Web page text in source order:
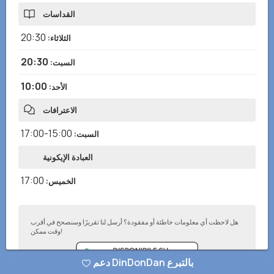
القداسات
الثلاثاء:
20:30
السبت:
20:30
الأحد:
10:00
الاعترافات
السبت:
15:00-17:00
العبادة الإيكونية
الخميس:
17:00
هل لاحظت أي معلومات خاطئة أو مفقودة؟ أرسل لنا تقريرًا وسنصحح في أقرب
وقت ممكن!
دعم DinDonDan بالتبرع